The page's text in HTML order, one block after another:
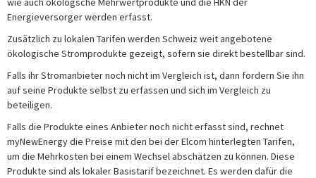
Energieversorger werden erfasst.
Zusätzlich zu lokalen Tarifen werden Schweiz weit angebotene
ökologische Stromprodukte gezeigt, sofern sie direkt bestellbar sind.
Falls ihr Stromanbieter noch nicht im Vergleich ist, dann fordern Sie ihn
auf seine Produkte selbst zu erfassen und sich im Vergleich zu
beteiligen.
Falls die Produkte eines Anbieter noch nicht erfasst sind, rechnet
myNewEnergy die Preise mit den bei der Elcom hinterlegten Tarifen,
um die Mehrkosten bei einem Wechsel abschätzen zu können. Diese
Produkte sind als lokaler Basistarif bezeichnet. Es werden dafür die